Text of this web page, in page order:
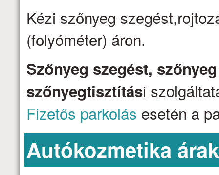
Kézi szőnyeg
(folyóméter) áron.
Szőnyeg szegést,
szőnyegtisztítási
Fizetős parkolás esetén a
Autókozmetika árak